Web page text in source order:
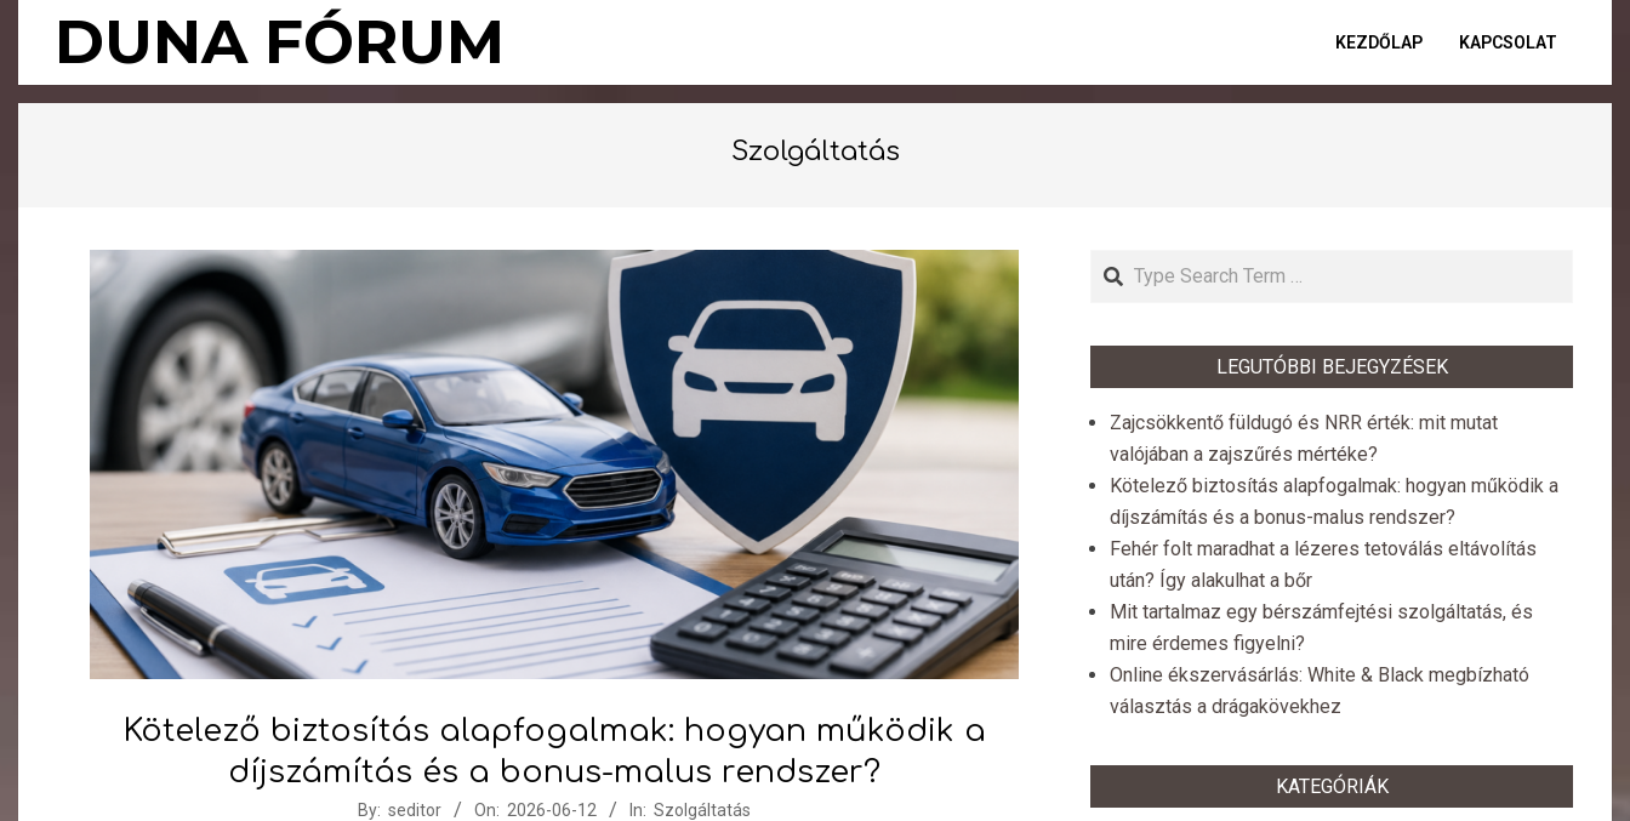
DUNA FÓRUM KEZDŐLAP KAPCSOLAT
Szolgáltatás
Kötelező biztosítás alapfogalmak: hogyan működik a
díjszámítás és a bonus-malus rendszer?
By: seditor On: 2026-06-12 In: Szolgáltatás
Search
LEGUTÓBBI BEJEGYZÉSEK
Zajcsökkentő füldugó és NRR érték: mit mutat
valójában a zajszűrés mértéke?
Kötelező biztosítás alapfogalmak: hogyan működik a
díjszámítás és a bonus-malus rendszer?
Fehér folt maradhat a lézeres tetoválás eltávolítás
után? Így alakulhat a bőr
Mit tartalmaz egy bérszámfejtési szolgáltatás, és
mire érdemes figyelni?
Online ékszervásárlás: White & Black megbízható
választás a drágakövekhez
KATEGÓRIÁK